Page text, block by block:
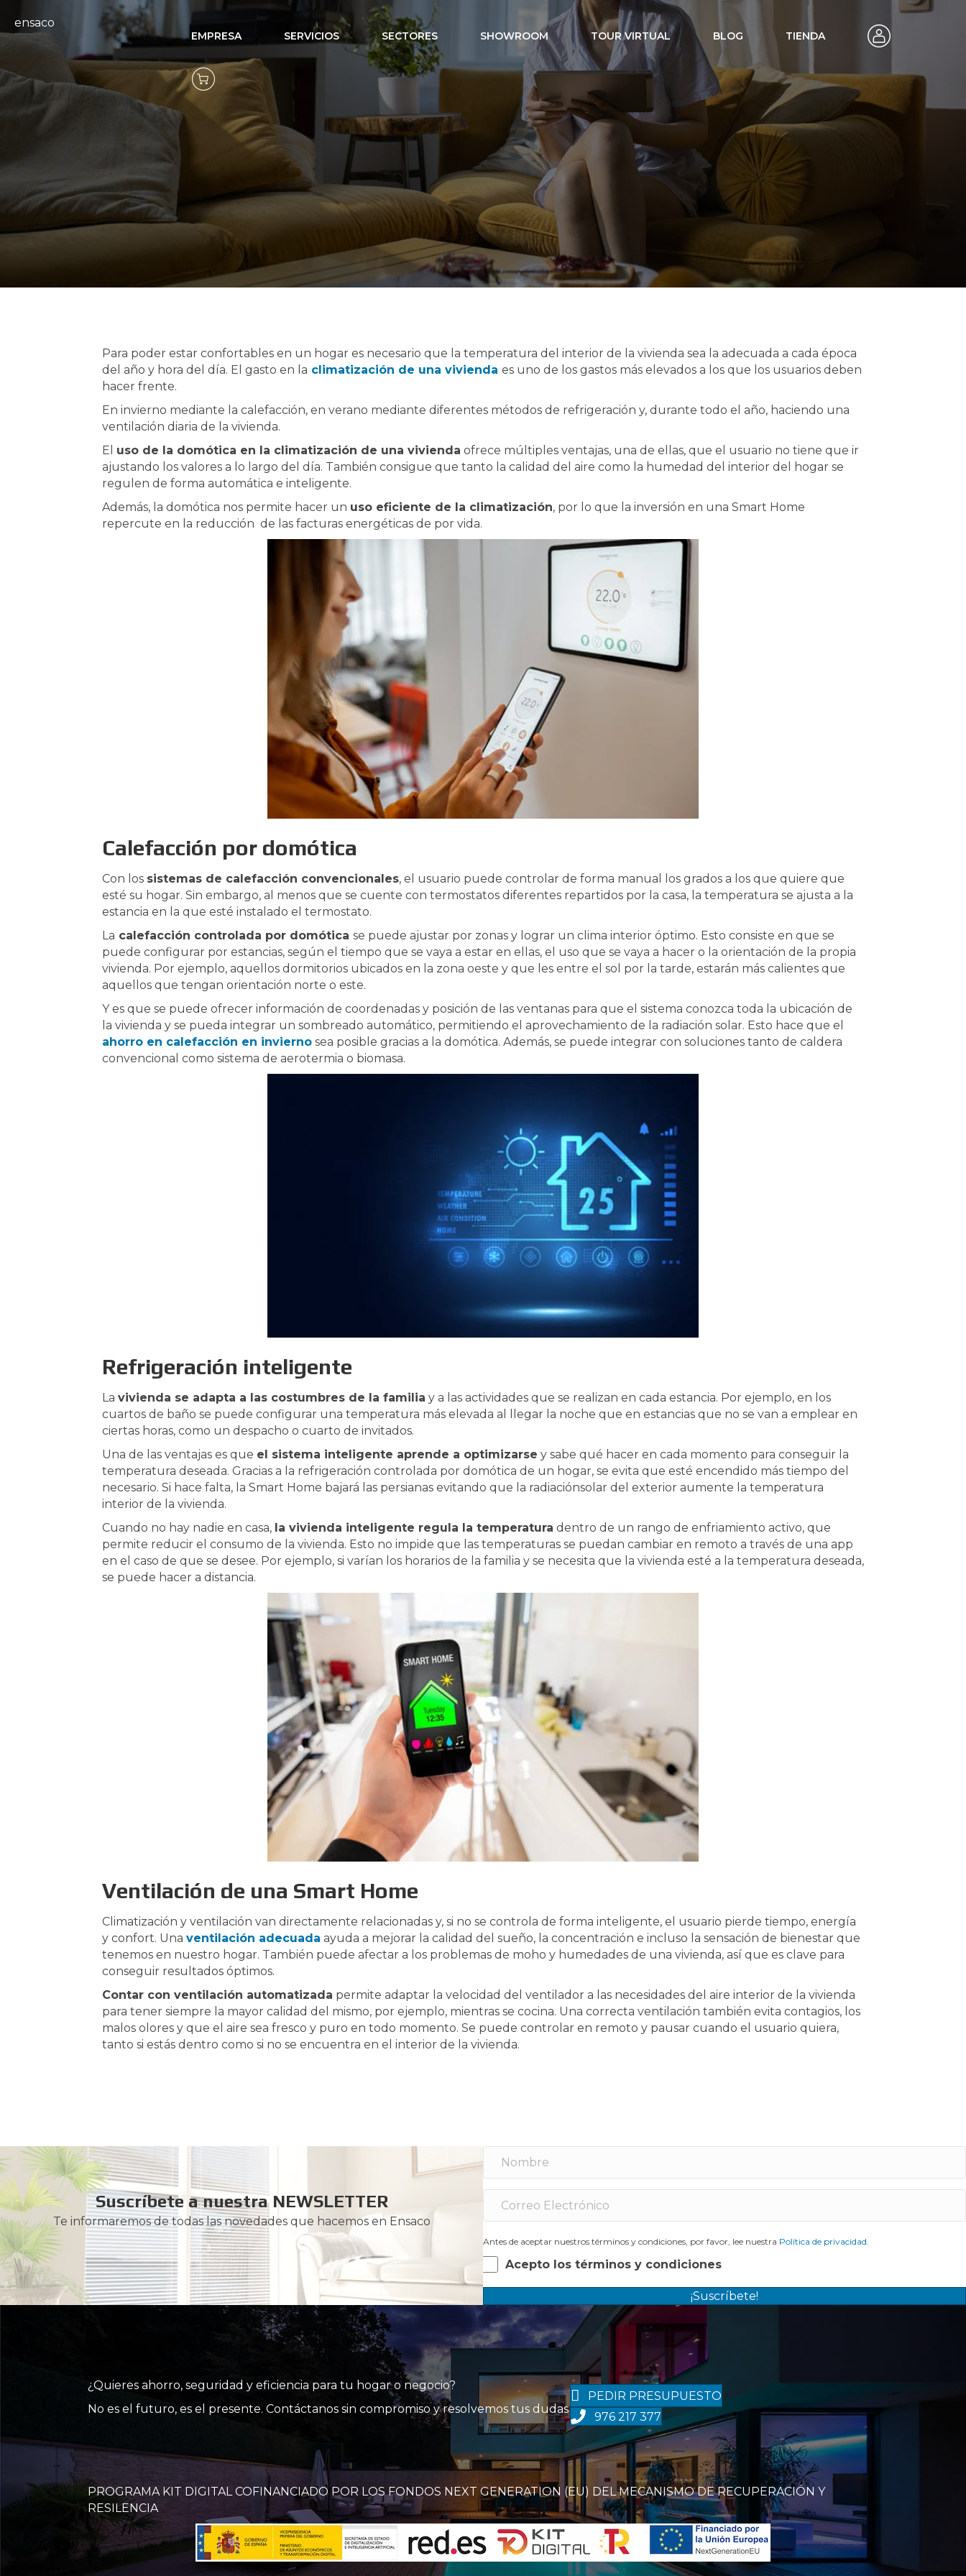
ensaco
EMPRESA SERVICIOS SECTORES SHOWROOM TOUR VIRTUAL BLOG TIENDA
Climatización inteligente en viviendas
Para poder estar confortables en un hogar es necesario que la temperatura del interior de la vivienda sea la adecuada a cada época
del año y hora del día. El gasto en la climatización de una vivienda es uno de los gastos más elevados a los que los usuarios deben
hacer frente.
En invierno mediante la calefacción, en verano mediante diferentes métodos de refrigeración y, durante todo el año, haciendo una
ventilación diaria de la vivienda.
El uso de la domótica en la climatización de una vivienda ofrece múltiples ventajas, una de ellas, que el usuario no tiene que ir
ajustando los valores a lo largo del día. También consigue que tanto la calidad del aire como la humedad del interior del hogar se
regulen de forma automática e inteligente.
Además, la domótica nos permite hacer un uso eficiente de la climatización, por lo que la inversión en una Smart Home
repercute en la reducción de las facturas energéticas de por vida.
Calefacción por domótica
Con los sistemas de calefacción convencionales, el usuario puede controlar de forma manual los grados a los que quiere que
esté su hogar. Sin embargo, al menos que se cuente con termostatos diferentes repartidos por la casa, la temperatura se ajusta a la
estancia en la que esté instalado el termostato.
La calefacción controlada por domótica se puede ajustar por zonas y lograr un clima interior óptimo. Esto consiste en que se
puede configurar por estancias, según el tiempo que se vaya a estar en ellas, el uso que se vaya a hacer o la orientación de la propia
vivienda. Por ejemplo, aquellos dormitorios ubicados en la zona oeste y que les entre el sol por la tarde, estarán más calientes que
aquellos que tengan orientación norte o este.
Y es que se puede ofrecer información de coordenadas y posición de las ventanas para que el sistema conozca toda la ubicación de
la vivienda y se pueda integrar un sombreado automático, permitiendo el aprovechamiento de la radiación solar. Esto hace que el
ahorro en calefacción en invierno sea posible gracias a la domótica. Además, se puede integrar con soluciones tanto de caldera
convencional como sistema de aerotermia o biomasa.
Refrigeración inteligente
La vivienda se adapta a las costumbres de la familia y a las actividades que se realizan en cada estancia. Por ejemplo, en los
cuartos de baño se puede configurar una temperatura más elevada al llegar la noche que en estancias que no se van a emplear en
ciertas horas, como un despacho o cuarto de invitados.
Una de las ventajas es que el sistema inteligente aprende a optimizarse y sabe qué hacer en cada momento para conseguir la
temperatura deseada. Gracias a la refrigeración controlada por domótica de un hogar, se evita que esté encendido más tiempo del
necesario. Si hace falta, la Smart Home bajará las persianas evitando que la radiaciónsolar del exterior aumente la temperatura
interior de la vivienda.
Cuando no hay nadie en casa, la vivienda inteligente regula la temperatura dentro de un rango de enfriamiento activo, que
permite reducir el consumo de la vivienda. Esto no impide que las temperaturas se puedan cambiar en remoto a través de una app
en el caso de que se desee. Por ejemplo, si varían los horarios de la familia y se necesita que la vivienda esté a la temperatura deseada,
se puede hacer a distancia.
Ventilación de una Smart Home
Climatización y ventilación van directamente relacionadas y, si no se controla de forma inteligente, el usuario pierde tiempo, energía
y confort. Una ventilación adecuada ayuda a mejorar la calidad del sueño, la concentración e incluso la sensación de bienestar que
tenemos en nuestro hogar. También puede afectar a los problemas de moho y humedades de una vivienda, así que es clave para
conseguir resultados óptimos.
Contar con ventilación automatizada permite adaptar la velocidad del ventilador a las necesidades del aire interior de la vivienda
para tener siempre la mayor calidad del mismo, por ejemplo, mientras se cocina. Una correcta ventilación también evita contagios, los
malos olores y que el aire sea fresco y puro en todo momento. Se puede controlar en remoto y pausar cuando el usuario quiera,
tanto si estás dentro como si no se encuentra en el interior de la vivienda.
Suscríbete a nuestra NEWSLETTER
Te informaremos de todas las novedades que hacemos en Ensaco
Antes de aceptar nuestros términos y condiciones, por favor, lee nuestra Política de privacidad.
Acepto los términos y condiciones
¡Suscríbete!
¿Quieres ahorro, seguridad y eficiencia para tu hogar o negocio?
No es el futuro, es el presente. Contáctanos sin compromiso y resolvemos tus dudas
PEDIR PRESUPUESTO
976 217 377
PROGRAMA KIT DIGITAL COFINANCIADO POR LOS FONDOS NEXT GENERATION (EU) DEL MECANISMO DE RECUPERACIÓN Y
RESILENCIA